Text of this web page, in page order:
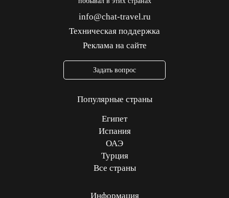
info@chat-travel.ru
Техническая поддержка
Реклама на сайте
Задать вопрос
Популярные страны
Египет
Испания
ОАЭ
Турция
Все страны
Информация